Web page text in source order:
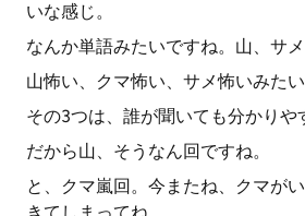
いな感じ。
なんか単語みたいですね。山、サメ
山怖い、クマ怖い、サメ怖いみたい
その3つは、誰が聞いても分かりや
だから山、そうなん回ですね。
と、クマ嵐回。今またね、クマが